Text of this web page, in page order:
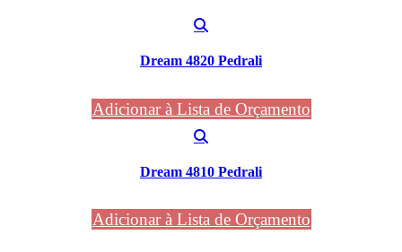
Dream 4820 Pedrali
Adicionar à Lista de Orçamento
Dream 4810 Pedrali
Adicionar à Lista de Orçamento